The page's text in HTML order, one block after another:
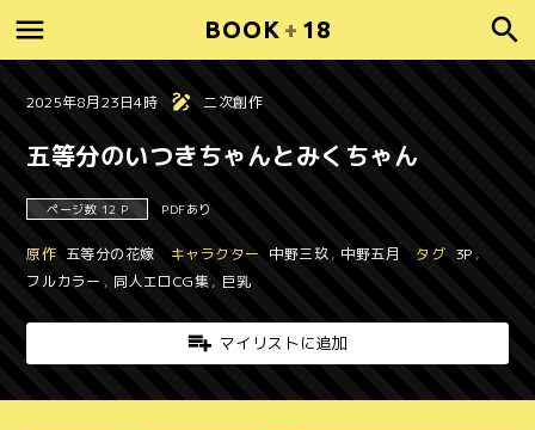
BOOK + 18
2025年8月23日4時 二次創作
五等分のいつきちゃんとみくちゃん
ページ数 12 P PDFあり
原作 五等分の花嫁 キャラクター 中野三玖, 中野五月 タグ 3P ,
フルカラー , 同人エロCG集, 巨乳
マイリストに追加